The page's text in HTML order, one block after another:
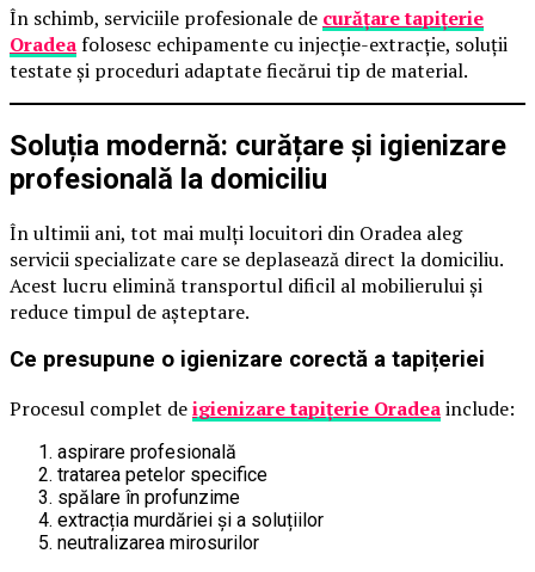
În schimb, serviciile profesionale de curățare tapițerie
Oradeafolosesc echipamente cu injecție-extracție, soluții
testate și proceduri adaptate fiecărui tip de material.
Soluția modernă: curățare și igienizare
profesională la domiciliu
În ultimii ani, tot mai mulți locuitori din Oradea aleg
servicii specializate care se deplasează direct la domiciliu.
Acest lucru elimină transportul dificil al mobilierului și
reduce timpul de așteptare.
Ce presupune o igienizare corectă a tapițeriei
Procesul complet deigienizare tapițerie Oradeainclude:
aspirare profesională
tratarea petelor specifice
spălare în profunzime
extracția murdăriei și a soluțiilor
neutralizarea mirosurilor